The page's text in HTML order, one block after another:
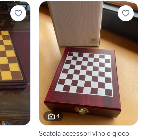
4
Scatola accessori vino e gioco